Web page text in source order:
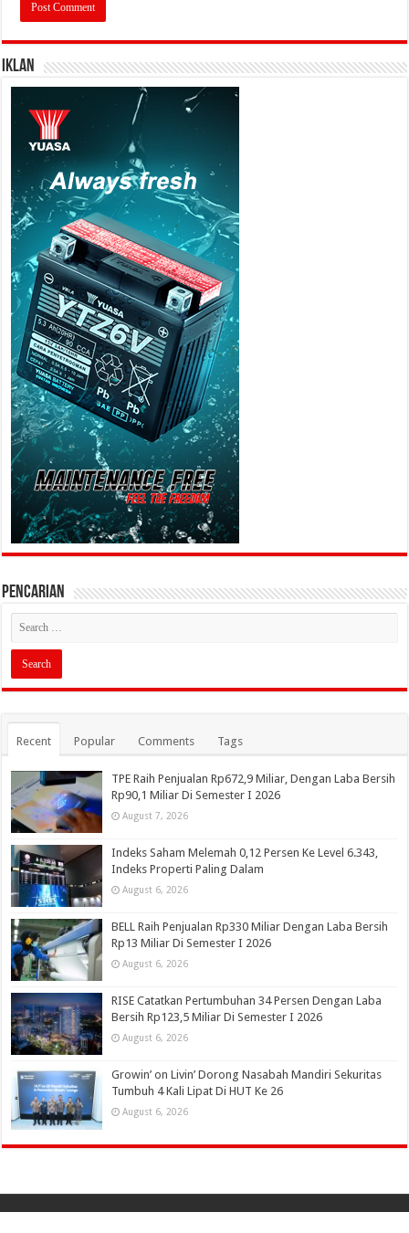
IKLAN
PENCARIAN
Recent Popular Comments Tags
TPE Raih Penjualan Rp672,9 Miliar, Dengan Laba Bersih
Rp90,1 Miliar Di Semester I 2026
August 7, 2026
Indeks Saham Melemah 0,12 Persen Ke Level 6.343,
Indeks Properti Paling Dalam
August 6, 2026
BELL Raih Penjualan Rp330 Miliar Dengan Laba Bersih
Rp13 Miliar Di Semester I 2026
August 6, 2026
RISE Catatkan Pertumbuhan 34 Persen Dengan Laba
Bersih Rp123,5 Miliar Di Semester I 2026
August 6, 2026
Growin’ on Livin’ Dorong Nasabah Mandiri Sekuritas
Tumbuh 4 Kali Lipat Di HUT Ke 26
August 6, 2026
© Copyright 2026, All Rights Reserved